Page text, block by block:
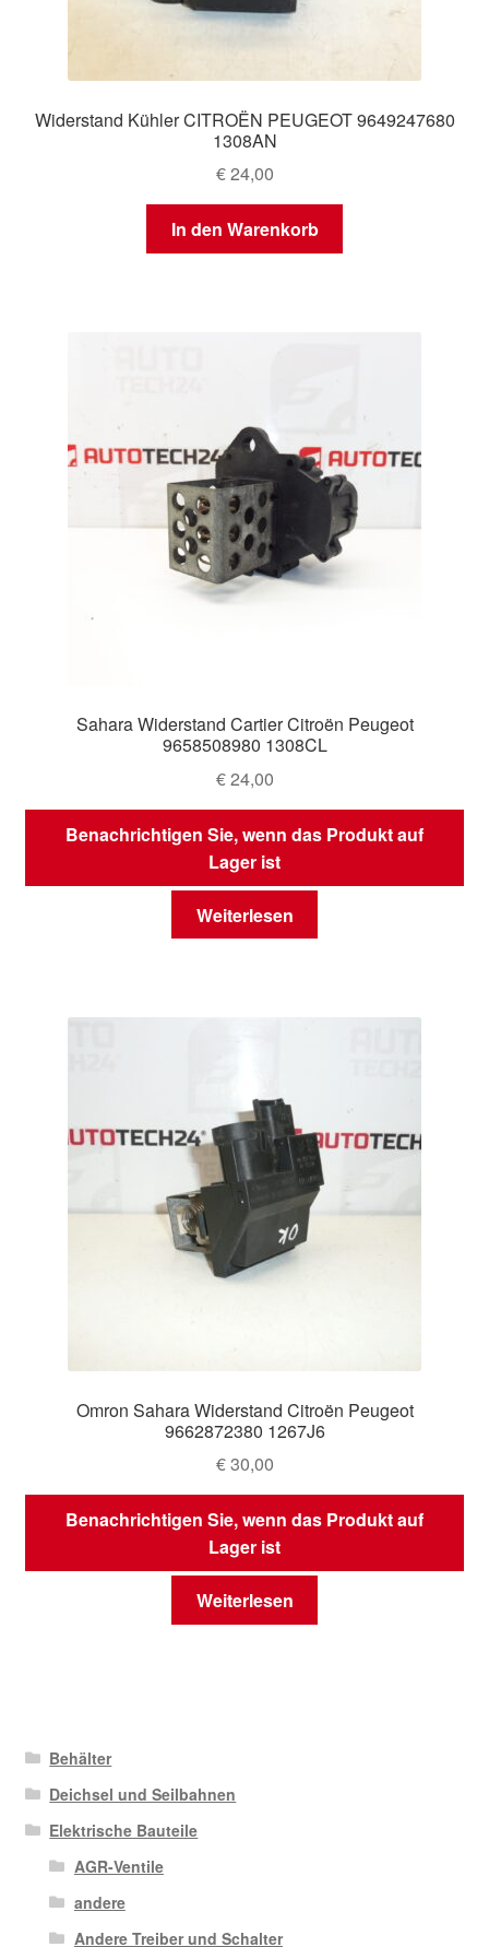
Widerstand Kühler CITROËN PEUGEOT 9649247680
1308AN
€24,00
In den Warenkorb
Sahara Widerstand Cartier Citroën Peugeot
9658508980 1308CL
€24,00
Benachrichtigen Sie, wenn das Produkt auf
Lager ist
Weiterlesen
Omron Sahara Widerstand Citroën Peugeot
9662872380 1267J6
€30,00
Benachrichtigen Sie, wenn das Produkt auf
Lager ist
Weiterlesen
Behälter
Deichsel und Seilbahnen
Elektrische Bauteile
AGR-Ventile
andere
Andere Treiber und Schalter